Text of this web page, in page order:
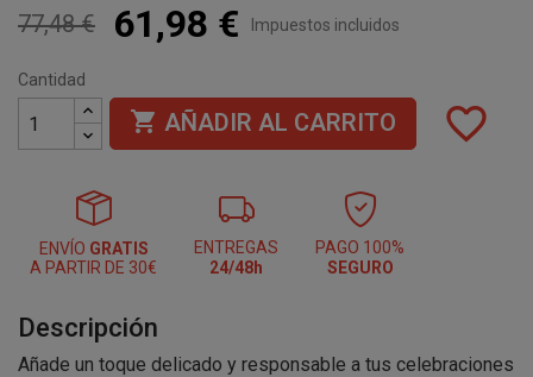
77,48 € 61,98 € Impuestos incluidos
Cantidad
 AÑADIR AL CARRITO favorite_border
ENVÍO GRATIS
A PARTIR DE 30€
ENTREGAS
24/48h
PAGO 100%
SEGURO
Descripción
Añade un toque delicado y responsable a tus celebraciones